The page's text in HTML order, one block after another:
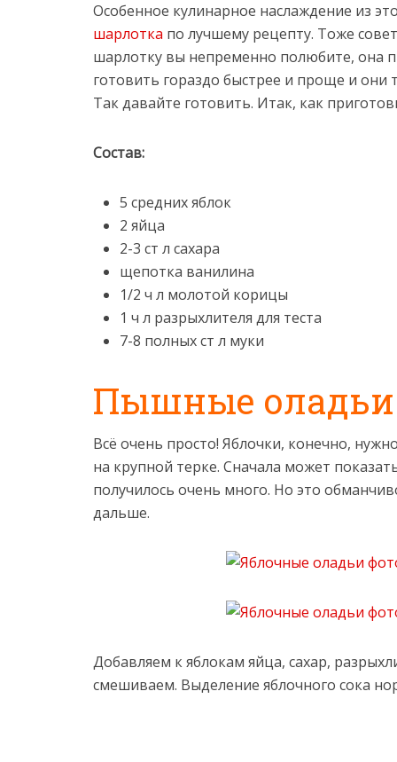
Особенное кулинарное наслаждение из
шарлотка по лучшему рецепту. Тоже
шарлотку вы непременно полюбите, она
готовить гораздо быстрее и проще и они
Так давайте готовить. Итак, как
Состав:
5 средних яблок
2 яйца
2-3 ст л сахара
щепотка ванилина
1/2 ч л молотой корицы
1 ч л разрыхлителя для теста
7-8 полных ст л муки
Пышные оладьи
Всё очень просто! Яблочки, конечно,
на крупной терке. Сначала может
получилось очень много. Но это
дальше.
Добавляем к яблокам яйца, сахар,
смешиваем. Выделение яблочного сока